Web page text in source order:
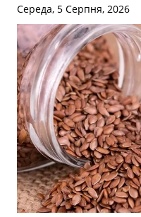
Середа, 5 Серпня, 2026